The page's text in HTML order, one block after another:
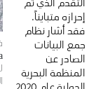
إحرازه متبايناً.
فقد أشار نظام
جمع البيانات
الصادر عن
المنظمة البحرية